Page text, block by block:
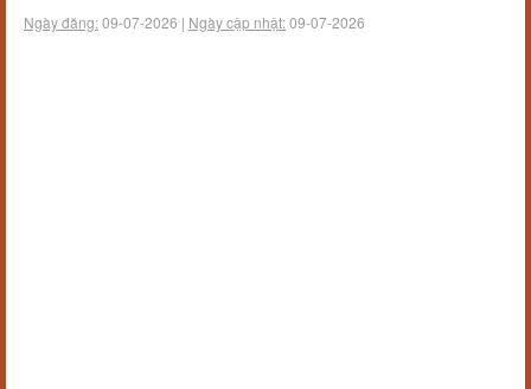
Ngày đăng:09-07-2026 | Ngày cập nhật:09-07-2026